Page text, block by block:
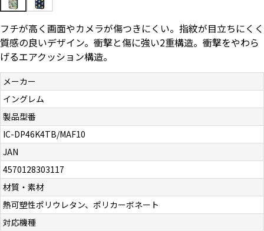
お問い合わせ（企業様）
プライバシーポリシー
フチが高く画面やカメラが傷つきにくい。指紋が目立ちにくく
質感の良いデザイン。衝撃と傷に強い2重構造。衝撃をやわら
げるエアクッション構造。
メーカー
イングレム
製品型番
IC-DP46K4TB/MAF10
JAN
4570128303117
材質・素材
熱可塑性ポリウレタン、ポリカーボネート
対応機種